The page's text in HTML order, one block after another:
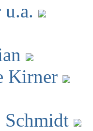
Kirner
Schmidt